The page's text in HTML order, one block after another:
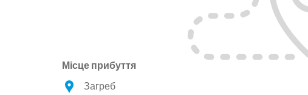
Місце прибуття
Загреб